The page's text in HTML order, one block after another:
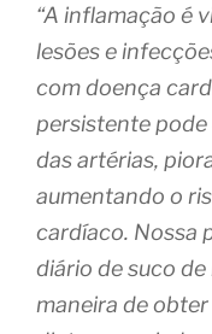
“A inflamação é
lesões e
com doença
persistente
das artérias,
aumentando o
cardíaco. Nossa
diário de suco
maneira de